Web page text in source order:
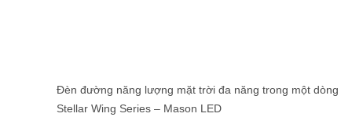
Đèn đường năng lượng mặt trời đa năng trong một dòng
Stellar Wing Series – Mason LED